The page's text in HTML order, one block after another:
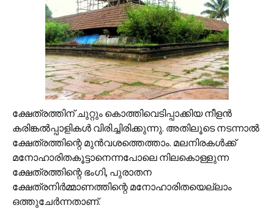
ക്ഷേത്രത്തിന് ചുറ്റും കൊത്തിവെടിപ്പാക്കിയ നീളന്‍
കരിങ്കല്‍‌പ്പാളികള്‍ വിരിച്ചിരിക്കുന്നു. അതിലൂടെ നടന്നാല്‍
ക്ഷേത്രത്തിന്റെ മുന്‍വശത്തെത്താം. മലനിരകള്‍ക്ക്
മനോഹാരിതകൂട്ടാനെന്നപോലെ നിലകൊള്ളുന്ന
ക്ഷേത്രത്തിന്റെ ഭംഗി, പുരാതന
ക്ഷേത്രനിര്‍മ്മാണത്തിന്റെ മനോഹാരിതയെല്ലാം
ഒത്തുചേര്‍ന്നതാണ്.